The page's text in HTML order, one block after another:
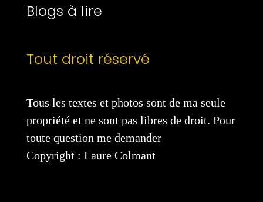
Blogs à lire
Tout droit réservé
Tous les textes et photos sont de ma seule
propriété et ne sont pas libres de droit. Pour
toute question me demander
Copyright : Laure Colmant